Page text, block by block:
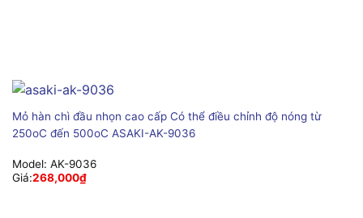
Mỏ hàn chì đầu nhọn cao cấp Có thể điều chỉnh độ nóng từ
250oC đến 500oC ASAKI-AK-9036
Model: AK-9036
Giá:268,000₫